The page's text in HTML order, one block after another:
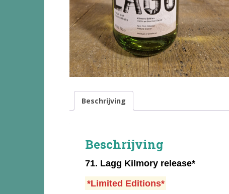
Beschrijving
Beschrijving
71. Lagg Kilmory release*
*Limited Editions*